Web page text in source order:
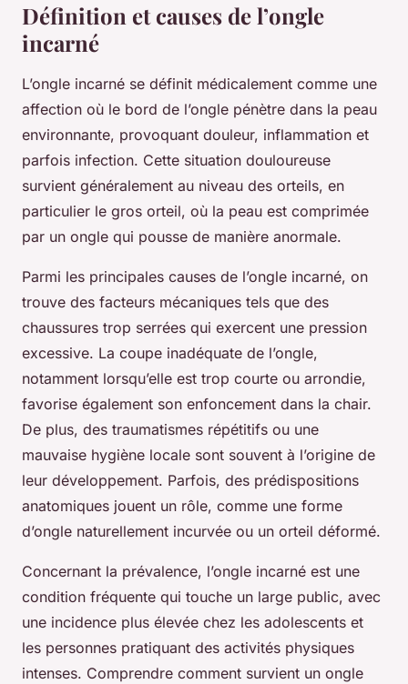
Définition et causes de l’ongle
incarné
L’ongle incarné se définit médicalement comme une
affection où le bord de l’ongle pénètre dans la peau
environnante, provoquant douleur, inflammation et
parfois infection. Cette situation douloureuse
survient généralement au niveau des orteils, en
particulier le gros orteil, où la peau est comprimée
par un ongle qui pousse de manière anormale.
Parmi les principales causes de l’ongle incarné, on
trouve des facteurs mécaniques tels que des
chaussures trop serrées qui exercent une pression
excessive. La coupe inadéquate de l’ongle,
notamment lorsqu’elle est trop courte ou arrondie,
favorise également son enfoncement dans la chair.
De plus, des traumatismes répétitifs ou une
mauvaise hygiène locale sont souvent à l’origine de
leur développement. Parfois, des prédispositions
anatomiques jouent un rôle, comme une forme
d’ongle naturellement incurvée ou un orteil déformé.
Concernant la prévalence, l’ongle incarné est une
condition fréquente qui touche un large public, avec
une incidence plus élevée chez les adolescents et
les personnes pratiquant des activités physiques
intenses. Comprendre comment survient un ongle